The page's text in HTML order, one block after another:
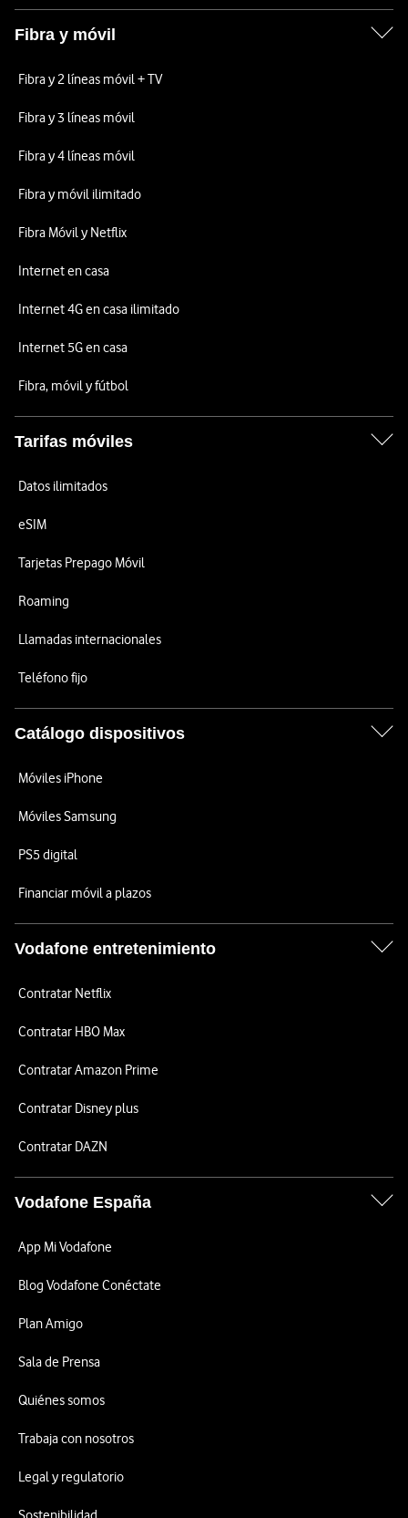
Fibra y móvil
Fibra y 2 líneas móvil + TV
Fibra y 3 líneas móvil
Fibra y 4 líneas móvil
Fibra y móvil ilimitado
Fibra Móvil y Netflix
Internet en casa
Internet 4G en casa ilimitado
Internet 5G en casa
Fibra, móvil y fútbol
Tarifas móviles
Datos ilimitados
eSIM
Tarjetas Prepago Móvil
Roaming
Llamadas internacionales
Teléfono fijo
Catálogo dispositivos
Móviles iPhone
Móviles Samsung
PS5 digital
Financiar móvil a plazos
Vodafone entretenimiento
Contratar Netflix
Contratar HBO Max
Contratar Amazon Prime
Contratar Disney plus
Contratar DAZN
Vodafone España
App Mi Vodafone
Blog Vodafone Conéctate
Plan Amigo
Sala de Prensa
Quiénes somos
Trabaja con nosotros
Legal y regulatorio